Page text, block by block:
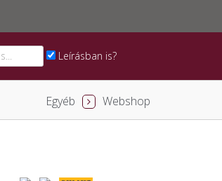
Leírásban is?
Webshop
Egyéb